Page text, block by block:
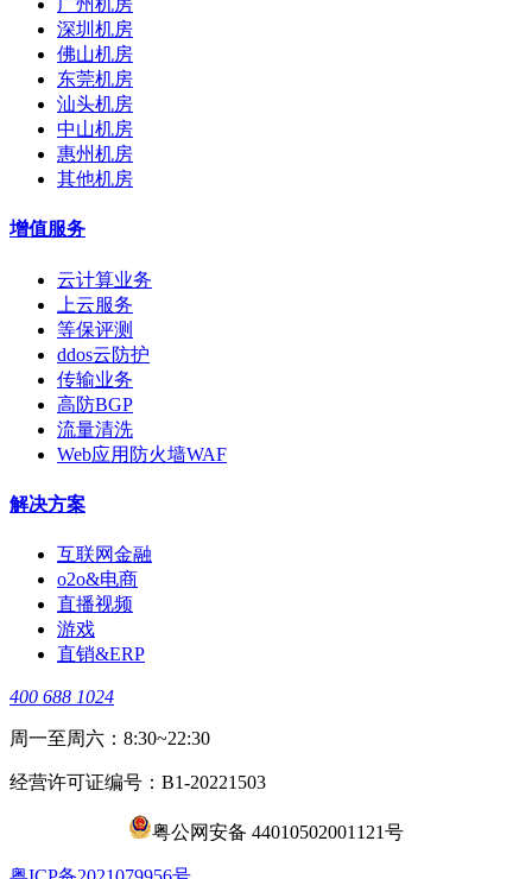
广州机房
深圳机房
佛山机房
东莞机房
汕头机房
中山机房
惠州机房
其他机房
增值服务
云计算业务
上云服务
等保评测
ddos云防护
传输业务
高防BGP
流量清洗
Web应用防火墙WAF
解决方案
互联网金融
o2o&电商
直播视频
游戏
直销&ERP
400 688 1024
周一至周六：8:30~22:30
经营许可证编号：B1-20221503
粤公网安备 44010502001121号